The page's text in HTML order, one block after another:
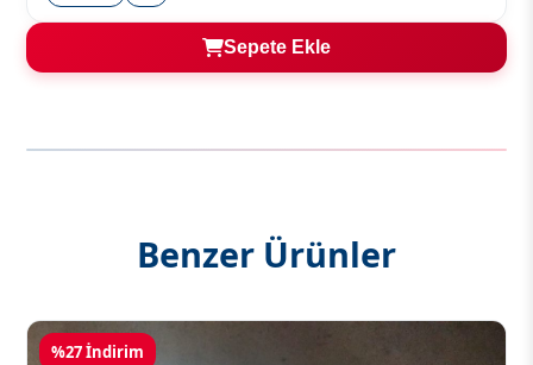
Sepete Ekle
Benzer Ürünler
%27 İndirim